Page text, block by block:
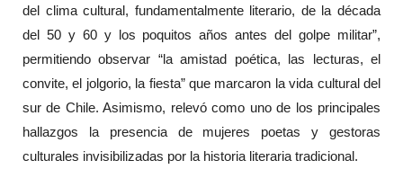
del clima cultural, fundamentalmente literario, de la década
del 50 y 60 y los poquitos años antes del golpe militar”,
permitiendo observar “la amistad poética, las lecturas, el
convite, el jolgorio, la fiesta” que marcaron la vida cultural del
sur de Chile. Asimismo, relevó como uno de los principales
hallazgos la presencia de mujeres poetas y gestoras
culturales invisibilizadas por la historia literaria tradicional.